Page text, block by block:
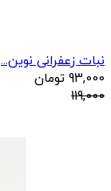
نبات زعفرانی نوین...
93,000 تومان
119,000